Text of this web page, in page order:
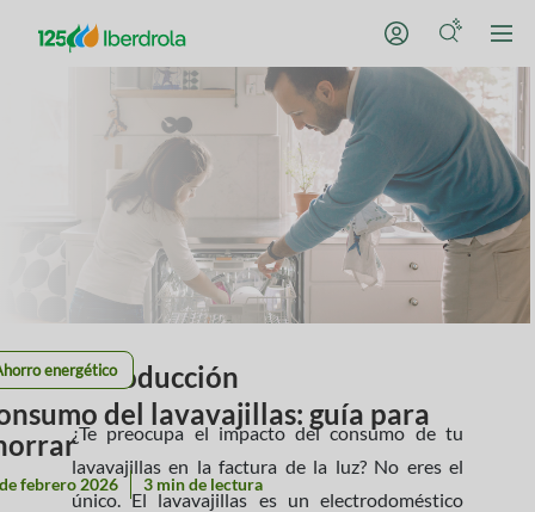
energético
del lavavajillas: guía para
febrero 2026 3 min de lectura
Introducción
¿Te preocupa el impacto del consumo de tu
lavavajillas en la factura de la luz? No eres el
único. El lavavajillas es un electrodoméstico